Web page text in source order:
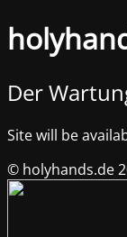
Der
Site will be
© holyhands.de